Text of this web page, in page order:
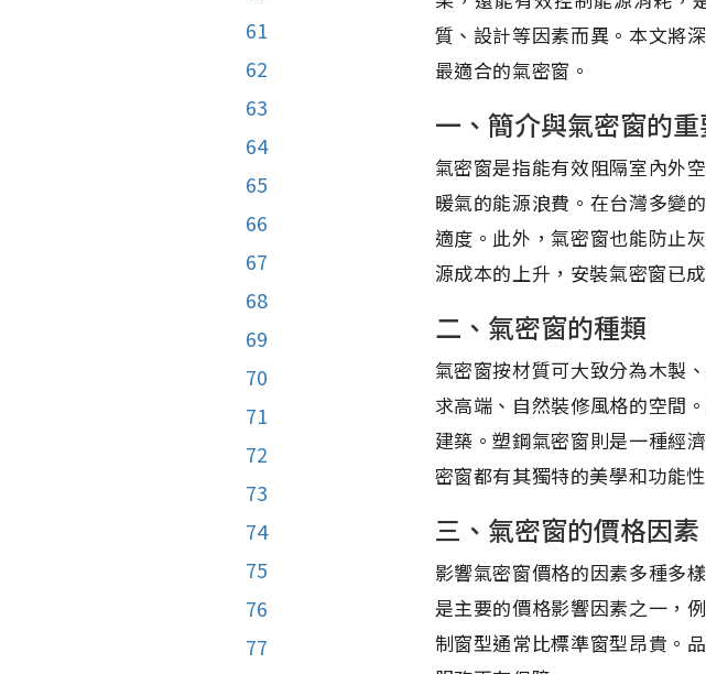
61
62
63
64
65
66
67
68
69
70
71
72
73
74
75
76
77
質、設計等因素而異。本文將
最適合的氣密窗。
一、簡介與氣密窗的
氣密窗是指能有效阻隔室內外
暖氣的能源浪費。在台灣多變
適度。此外，氣密窗也能防止
源成本的上升，安裝氣密窗已
二、氣密窗的種類
氣密窗按材質可大致分為木製
求高端、自然裝修風格的空間
建築。塑鋼氣密窗則是一種經
密窗都有其獨特的美學和功能
三、氣密窗的價格因素
影響氣密窗價格的因素多種多
是主要的價格影響因素之一，
制窗型通常比標準窗型昂貴。